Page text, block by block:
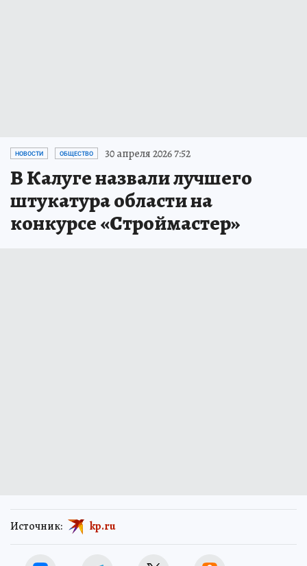
НОВОСТИ ОБЩЕСТВО 30 апреля 2026 7:52
В Калуге назвали лучшего
штукатура области на
конкурсе «Строймастер»
Источник: kp.ru